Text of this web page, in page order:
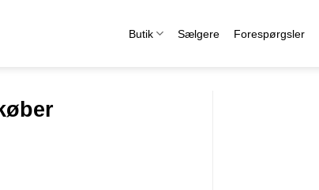
Butik Sælgere Forespørgsler